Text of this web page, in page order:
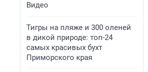
Видео
Тигры на пляже и 300 оленей
в дикой природе: топ-24
самых красивых бухт
Приморского края